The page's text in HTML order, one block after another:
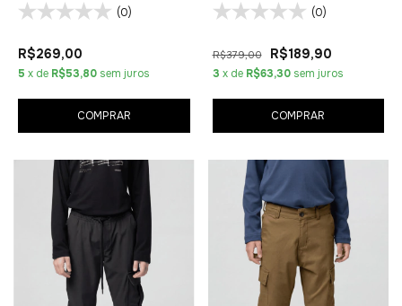
(0)
R$269,00
5 x de R$53,80 sem juros
COMPRAR
(0)
R$379,00 R$189,90
3 x de R$63,30 sem juros
COMPRAR